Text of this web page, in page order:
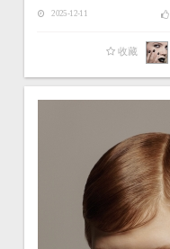
2025-12-11
收藏